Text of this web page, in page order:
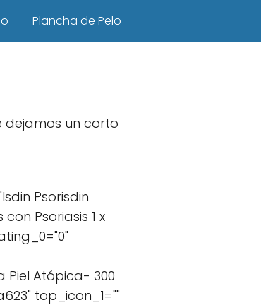
Plancha de Pelo
dejamos un corto
Psorisdin
Psoriasis 1 x
Piel Atópica- 300
top_icon_1=""